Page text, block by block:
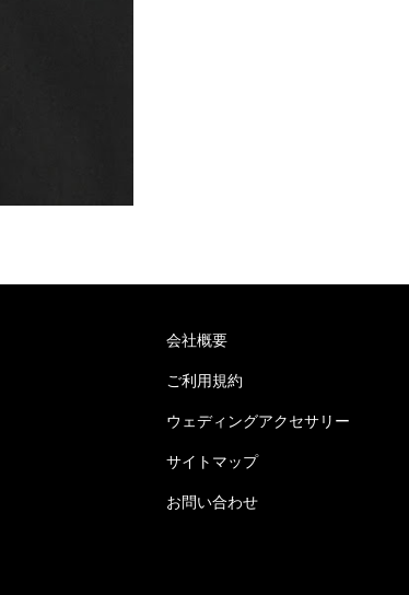
会社概要
ご利用規約
ウェディングアクセサリー
サイトマップ
お問い合わせ